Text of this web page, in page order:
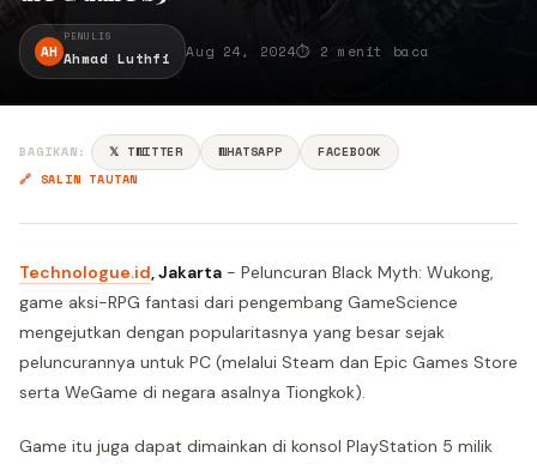
AH
PENULIS
Ahmad Luthfi Aug 24, 2024⏱ 2 menit baca
BAGIKAN: 𝕏 TWITTER WHATSAPP
FACEBOOK
🔗 SALIN TAUTAN
Technologue.id, Jakarta - Peluncuran Black Myth: Wukong,
game aksi-RPG fantasi dari pengembang GameScience
mengejutkan dengan popularitasnya yang besar sejak
peluncurannya untuk PC (melalui Steam dan Epic Games Store
serta WeGame di negara asalnya Tiongkok).
Game itu juga dapat dimainkan di konsol PlayStation 5 milik